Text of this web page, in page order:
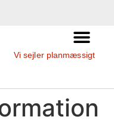
Vi sejler planmæssigt